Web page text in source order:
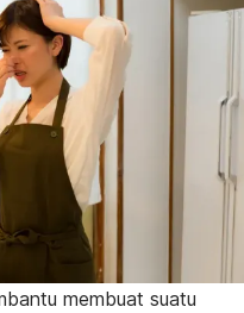
membuat suatu